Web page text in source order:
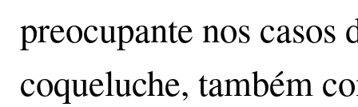
preocupante nos casos
coqueluche, também